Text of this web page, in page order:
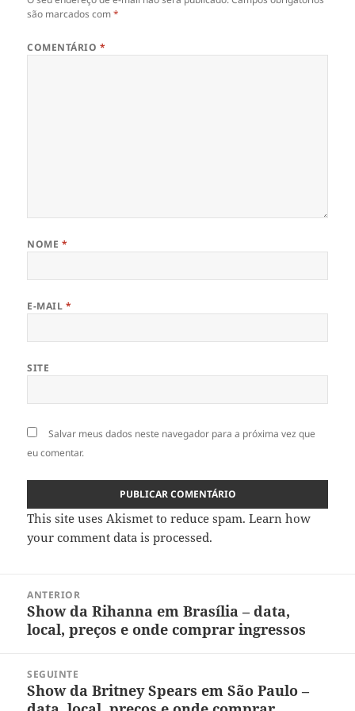
são marcados com*
COMENTÁRIO *
NOME *
E-MAIL *
SITE
Salvar meus dados neste navegador para a próxima vez que
eu comentar.
This site uses Akismet to reduce spam.Learn how
your comment data is processed.
ANTERIOR
Post
anterior:
Show da Rihanna em Brasília – data,
local, preços e onde comprar ingressos
SEGUINTE
Próximo
Show da Britney Spears em São Paulo –